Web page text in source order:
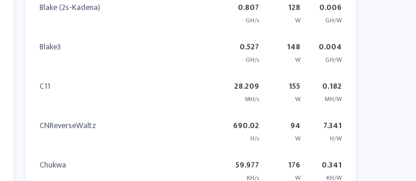
Blake (2s-Kadena) 0.807
GH/s
128
W
0.006
GH/W
Blake3 0.527
GH/s
148
W
0.004
GH/W
C11 28.209
MH/s
155
W
0.182
MH/W
CNReverseWaltz 690.02
H/s
94
W
7.341
H/W
Chukwa 59.977
KH/s
176
W
0.341
KH/W